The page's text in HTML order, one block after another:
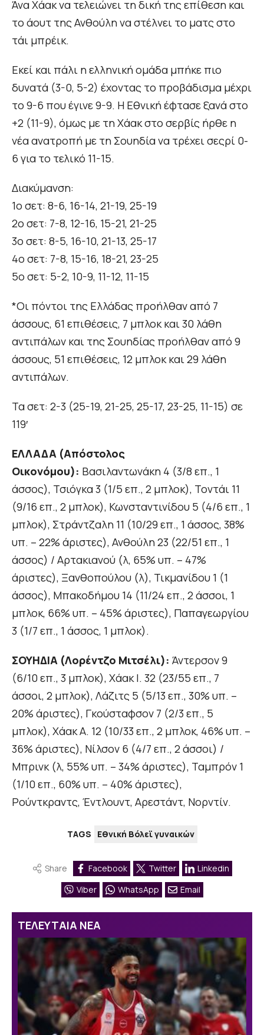
Άνα Χάακ να τελειώνει τη δική της επίθεση και
το άουτ της Ανθούλη να στέλνει το ματς στο
τάι μπρέικ.
Εκεί και πάλι η ελληνική ομάδα μπήκε πιο
δυνατά (3-0, 5-2) έχοντας το προβάδισμα μέχρι
το 9-6 που έγινε 9-9. Η Εθνική έφτασε ξανά στο
+2 (11-9), όμως με τη Χάακ στο σερβίς ήρθε η
νέα ανατροπή με τη Σουηδία να τρέχει σεςρί 0-
6 για το τελικό 11-15.
Διακύμανση:
1ο σετ: 8-6, 16-14, 21-19, 25-19
2ο σετ: 7-8, 12-16, 15-21, 21-25
3ο σετ: 8-5, 16-10, 21-13, 25-17
4ο σετ: 7-8, 15-16, 18-21, 23-25
5ο σετ: 5-2, 10-9, 11-12, 11-15
*Οι πόντοι της Ελλάδας προήλθαν από 7
άσσους, 61 επιθέσεις, 7 μπλοκ και 30 λάθη
αντιπάλων και της Σουηδίας προήλθαν από 9
άσσους, 51 επιθέσεις, 12 μπλοκ και 29 λάθη
αντιπάλων.
Τα σετ: 2-3 (25-19, 21-25, 25-17, 23-25, 11-15) σε
119′
ΕΛΛΑΔΑ (Απόστολος
Οικονόμου): Βασιλαντωνάκη 4 (3/8 επ., 1
άσσος), Τσιόγκα 3 (1/5 επ., 2 μπλοκ), Τοντάι 11
(9/16 επ., 2 μπλοκ), Κωνσταντινίδου 5 (4/6 επ., 1
μπλοκ), Στράντζαλη 11 (10/29 επ., 1 άσσος, 38%
υπ. – 22% άριστες), Ανθούλη 23 (22/51 επ., 1
άσσος) / Αρτακιανού (λ, 65% υπ. – 47%
άριστες), Ξανθοπούλου (λ), Τικμανίδου 1 (1
άσσος), Μπακοδήμου 14 (11/24 επ., 2 άσσοι, 1
μπλοκ, 66% υπ. – 45% άριστες), Παπαγεωργίου
3 (1/7 επ., 1 άσσος, 1 μπλοκ).
ΣΟΥΗΔΙΑ (Λορέντζο Μιτσέλι): Άντερσον 9
(6/10 επ., 3 μπλοκ), Χάακ Ι. 32 (23/55 επ., 7
άσσοι, 2 μπλοκ), Λάζιτς 5 (5/13 επ., 30% υπ. –
20% άριστες), Γκούσταφσον 7 (2/3 επ., 5
μπλοκ), Χάακ Α. 12 (10/33 επ., 2 μπλοκ, 46% υπ. –
36% άριστες), Νίλσον 6 (4/7 επ., 2 άσσοι) /
Μπρινκ (λ, 55% υπ. – 34% άριστες), Ταμπρόν 1
(1/10 επ., 60% υπ. – 40% άριστες),
Ρούντκραντς, Έντλουντ, Αρεστάντ, Νορντίν.
TAGS Εθνική Βόλεϊ γυναικών
Share Facebook Twitter
Linkedin
Viber
WhatsApp Email
ΤΕΛΕΥΤΑΙΑ ΝΕΑ